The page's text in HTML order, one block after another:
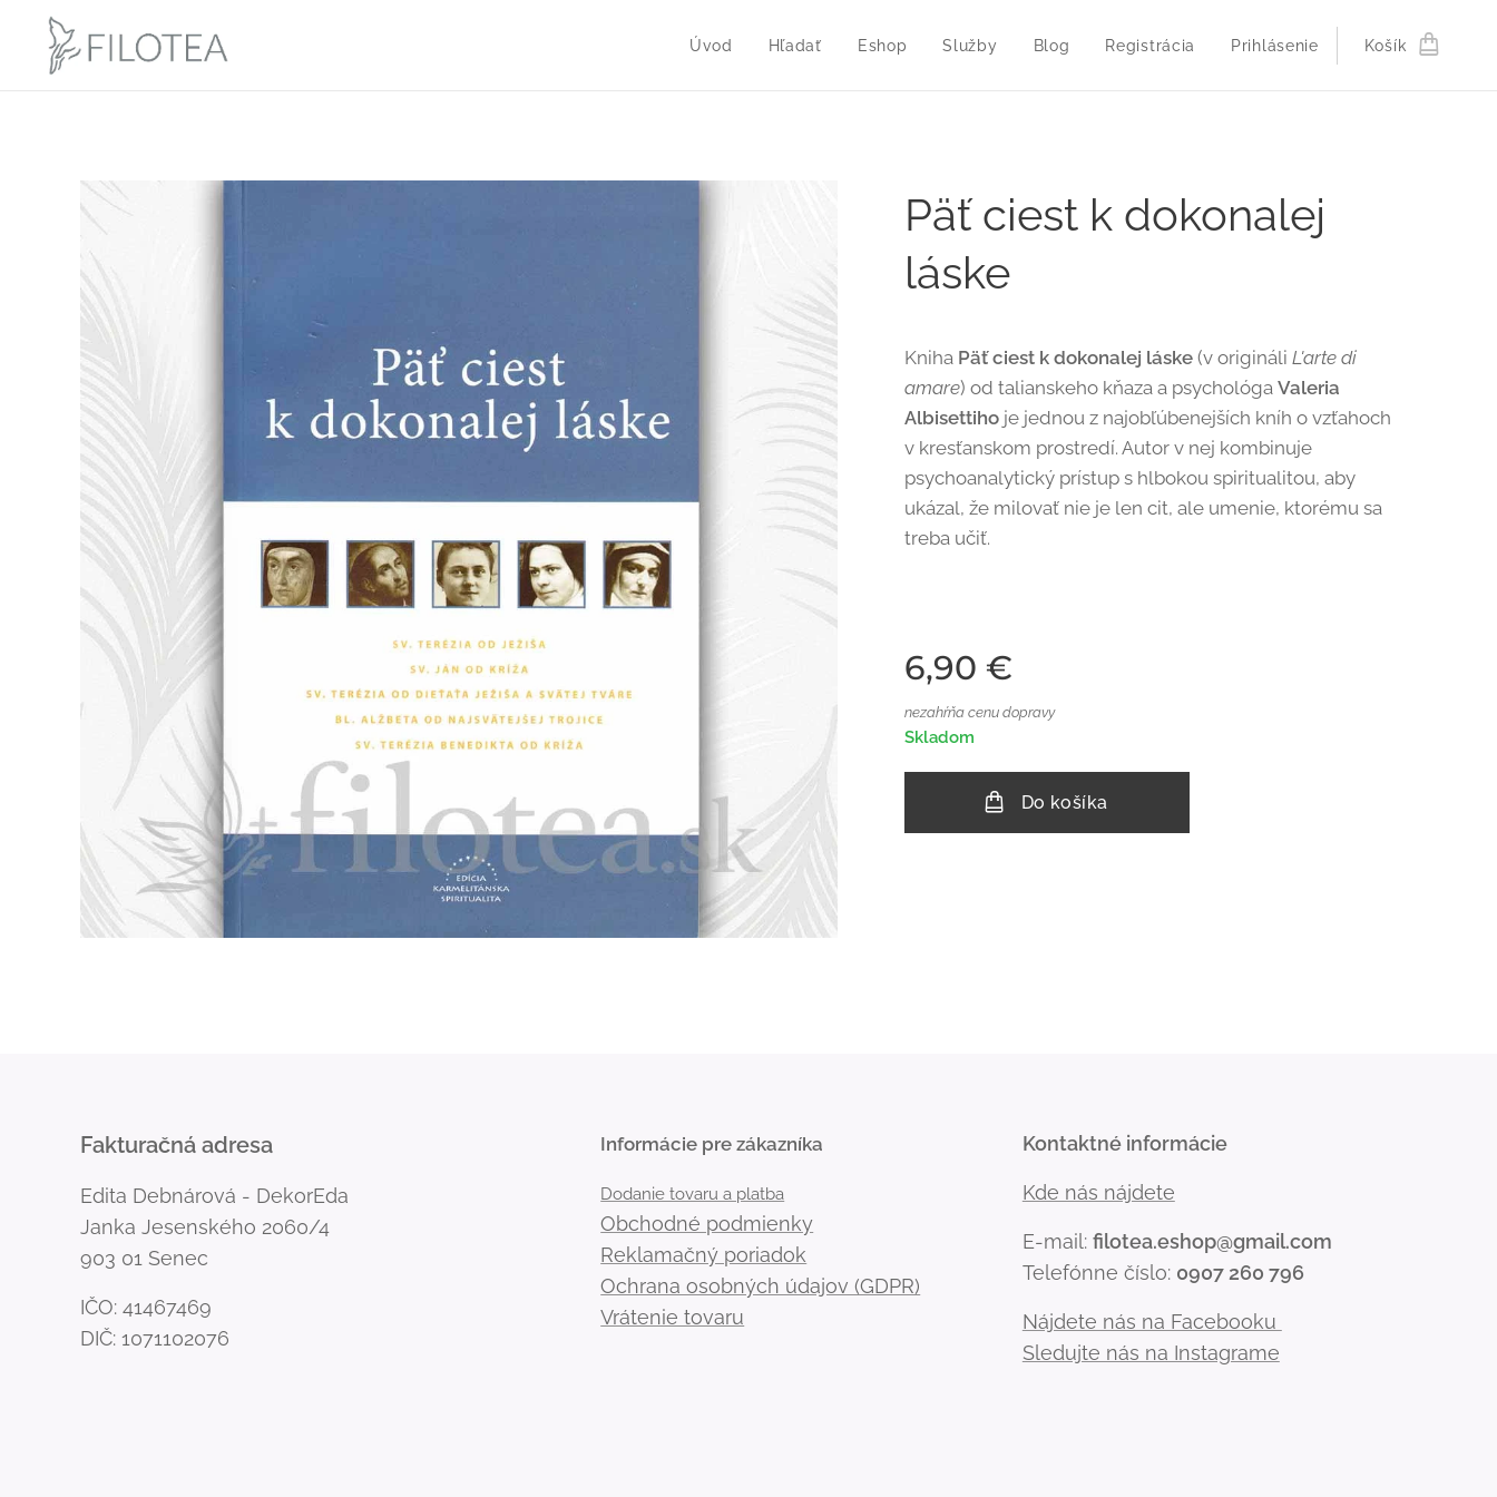
Úvod Hľadať Eshop Služby Blog Registrácia Prihlásenie Košík
Päť ciest k dokonalej
láske
Kniha Päť ciest k dokonalej láske (v origináli L'arte di
amare) od talianskeho kňaza a psychológa Valeria
Albisettiho je jednou z najobľúbenejších kníh o vzťahoch
v kresťanskom prostredí. Autor v nej kombinuje
psychoanalytický prístup s hlbokou spiritualitou, aby
ukázal, že milovať nie je len cit, ale umenie, ktorému sa
treba učiť.
6,90 €
nezahŕňa cenu dopravy
Skladom
Do košíka
Fakturačná adresa
Edita Debnárová - DekorEda
Janka Jesenského 2060/4
903 01 Senec
IČO: 41467469
DIČ: 1071102076
Informácie pre zákazníka
Dodanie tovaru a platba
Obchodné podmienky
Reklamačný poriadok
Ochrana osobných údajov (GDPR)
Vrátenie tovaru
Kontaktné informácie
Kde nás nájdete
E-mail: filotea.eshop@gmail.com
Telefónne číslo: 0907 260 796
Nájdete nás na Facebooku
Sledujte nás na Instagrame